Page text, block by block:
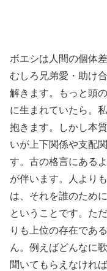
ボエシは人間の個体
むしろ兄弟愛・助け
解きます。もっと頭
に生まれていたら。
抱きます。しかし本
いが上下関係や支配
す。古の格言にある
が伴います。人より
は、それを誰のため
ということです。た
りも上位の存在であ
ん。例えばどんなに
聞いてもらえなけれ